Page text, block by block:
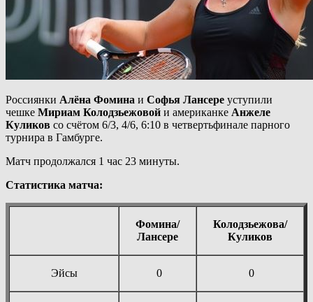
Россиянки Алёна Фомина и Софья Лансере уступили
чешке Мириам Колодзьежовой и американке Анжеле
Куликов со счётом 6/3, 4/6, 6:10 в четвертьфинале парного
турнира в Гамбурге.
Матч продолжался 1 час 23 минуты.
Статистика матча:
Фомина/
Лансере
Колодзьежова/
Куликов
Эйсы 0 0